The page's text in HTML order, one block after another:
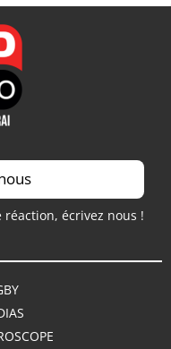
écrivez nous !